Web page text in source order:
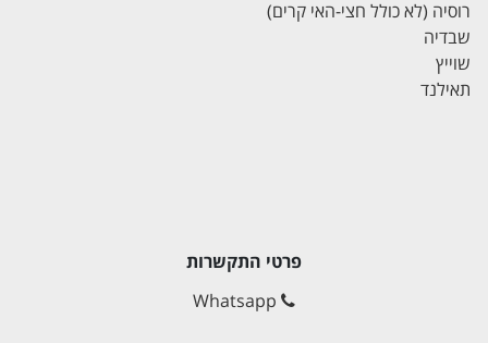
רוסיה (לא כולל חצי-האי קרים)
שבדיה
שוייץ
תאילנד
פרטי התקשרות
Whatsapp